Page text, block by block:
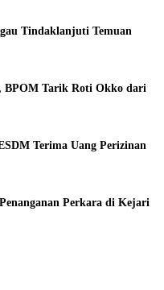
Tindaklanjuti Temuan
BPOM Tarik Roti Okko dari
Terima Uang Perizinan
Perkara di Kejari